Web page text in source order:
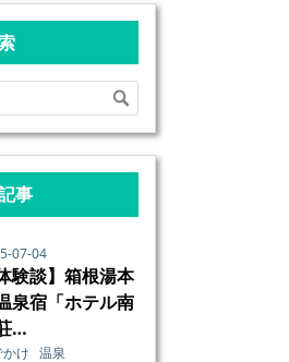
事
07-04
体験談】箱根湯本
泉宿「ホテル南
…
かけ 温泉